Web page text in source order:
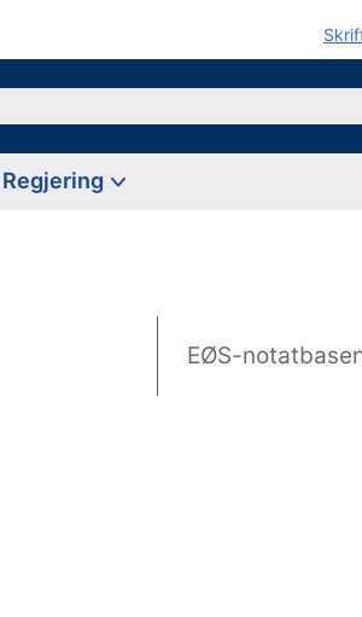
Regjering
EØS-